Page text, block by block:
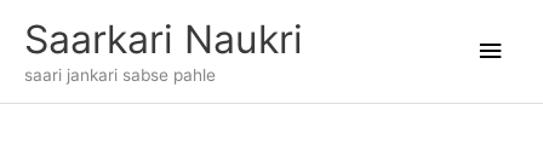
Saarkari Naukri
saari jankari sabse pahle